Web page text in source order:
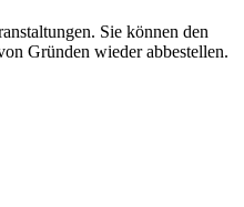
Sie können den
Gründen wieder abbestellen.